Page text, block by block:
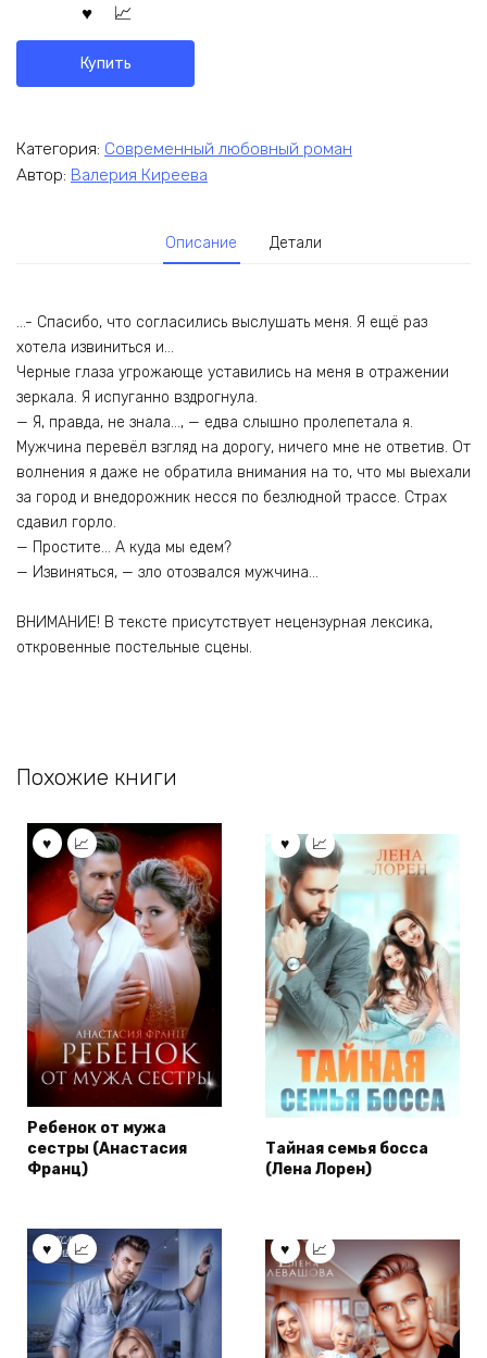
Купить
Категория: Современный любовный роман
Автор: Валерия Киреева
Описание Детали
…- Спасибо, что согласились выслушать меня. Я ещё раз
хотела извиниться и…
Черные глаза угрожающе уставились на меня в отражении
зеркала. Я испуганно вздрогнула.
— Я, правда, не знала…, — едва слышно пролепетала я.
Мужчина перевёл взгляд на дорогу, ничего мне не ответив. От
волнения я даже не обратила внимания на то, что мы выехали
за город и внедорожник несся по безлюдной трассе. Страх
сдавил горло.
— Простите… А куда мы едем?
— Извиняться, — зло отозвался мужчина…
ВНИМАНИЕ! В тексте присутствует нецензурная лексика,
откровенные постельные сцены.
Похожие книги
Ребенок от мужа
сестры (Анастасия
Франц)
Тайная семья босса
(Лена Лорен)